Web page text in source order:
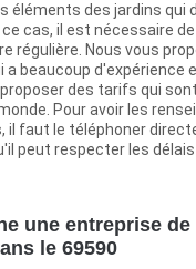
éléments des jardins qui
cas, il est nécessaire
régulière. Nous vous
a beaucoup d'expérience
des tarifs qui
Pour avoir les
il faut le téléphoner
peut respecter les
une entreprise
le 69590